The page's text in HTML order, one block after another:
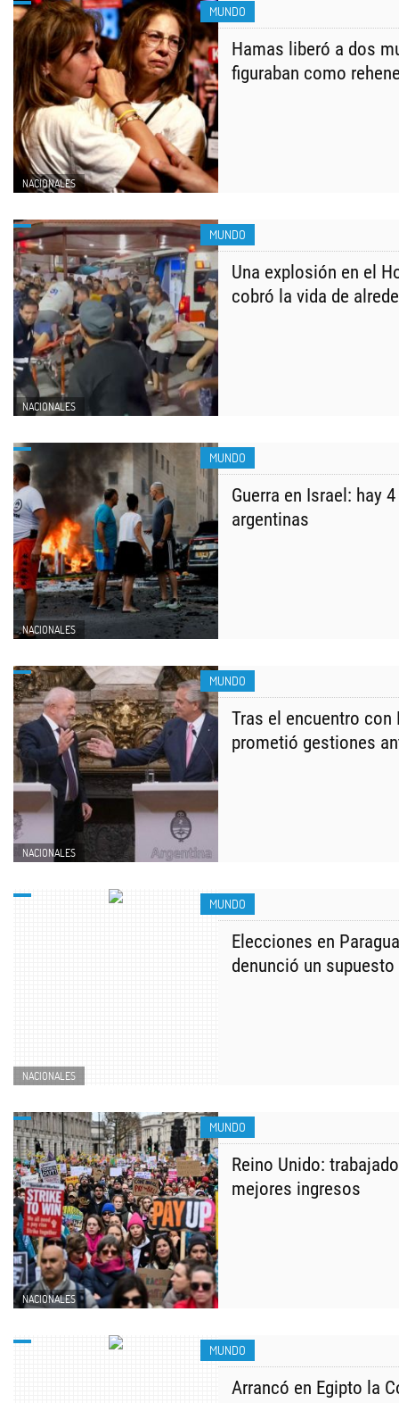
MUNDO
NACIONALES
Hamas liberó a dos
figuraban como
MUNDO
NACIONALES
Una explosión en el
cobró la vida de
MUNDO
NACIONALES
Guerra en Israel: hay
argentinas
MUNDO
NACIONALES
Tras el encuentro con
prometió gestiones
MUNDO
NACIONALES
Elecciones en
denunció un
MUNDO
NACIONALES
Reino Unido:
mejores ingresos
MUNDO
Arrancó en Egipto la